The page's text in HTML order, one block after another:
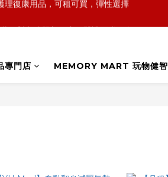
理復康用品，可租可買，彈性選擇
專門店 MEMORY MART 玩物健智